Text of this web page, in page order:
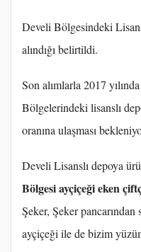
Develi Bölgesindeki
alındığı belirtildi.
Son alımlarla 2017
Bölgelerindeki lisanslı
oranına ulaşması
Develi Lisanslı depoya
Bölgesi ayçiçeği eken
Şeker, Şeker
ayçiçeği ile de bizim